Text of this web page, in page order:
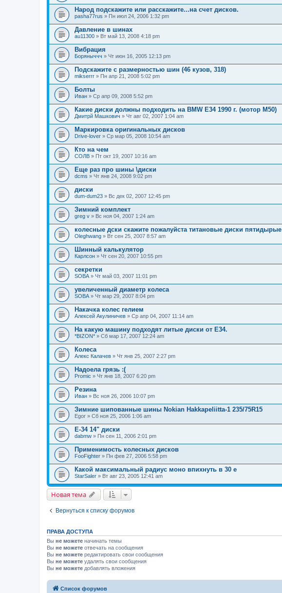
Народ подскажите или расскажите...на счет дисков.
pasha77rus » Пн июл 24, 2006 1:32 pm
Давление в шинах
au11300 » Вт май 13, 2008 4:18 pm
Вибрация
Боряныччч » Чт июн 16, 2005 12:13 pm
Подскажите с размерностью шин (46 кузов, 318)
mikserrr » Пн апр 21, 2008 5:02 pm
Болты
Иван » Ср апр 09, 2008 5:52 pm
Какие диски должны подходить на BMW E34 1990 г. (мотор М50)
Дмитрй Машкович » Чт авг 02, 2007 1:04 am
Маркировка оригинальных дисков
Drive-lover » Ср мар 05, 2008 10:54 am
Кто на чем
СОЛВ » Пт окт 19, 2007 10:16 am
Еще раз про шины \диски
dcms » Чт янв 24, 2008 9:02 pm
диски
dum-dum23 » Вс дек 02, 2007 12:45 pm
Зимний комплект
greg v » Вс ноя 04, 2007 1:24 am
колесные дски скажите пожалуйста титановые диски пятидырые
Oleghwang » Вт сен 25, 2007 8:57 am
Шинный калькулятор
Карлсон » Чт сен 20, 2007 10:55 pm
секретки
SOBA » Чт май 03, 2007 11:01 pm
увеличенный диаметр колеса
SOBA » Чт мар 29, 2007 8:04 pm
Накачка колес гелием
Алексей Акулиничев » Ср апр 04, 2007 11:14 am
На какую машину подходят литые диски от Е34.
*BIZON* » Сб мар 17, 2007 12:24 am
Колеса
Алекс Калачев » Чт янв 25, 2007 2:27 pm
Надоела грязь :(
Promic » Чт янв 18, 2007 6:20 pm
Резина
Иван » Вс ноя 26, 2006 10:07 pm
Зимние шипованные шины Nokian Hakkapeliitta-1 235/75R15
Egor » Сб ноя 25, 2006 1:06 am
E-34 14" диски
dabmw » Пн сен 11, 2006 2:01 pm
Применимость колесных дисков
FooFighter » Пн фев 27, 2006 5:58 pm
Какой максимальный радиус моно впихнуть в 30 e
StarSaler » Вт авг 23, 2005 12:41 am
Новая тема
Вернуться к списку форумов
ПРАВА ДОСТУПА
Вы не можете начинать темы
Вы не можете отвечать на сообщения
Вы не можете редактировать свои сообщения
Вы не можете удалять свои сообщения
Вы не можете добавлять вложения
Список форумов